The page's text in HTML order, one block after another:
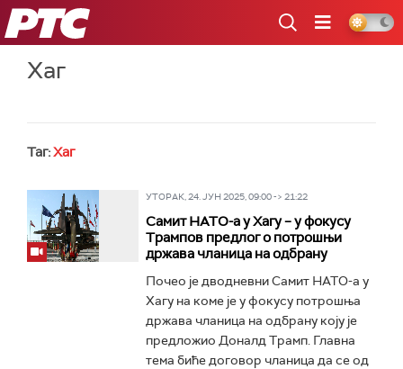
РТС
Хаг
Таг:Хаг
УТОРАК, 24. ЈУН 2025, 09:00 -> 21:22
Самит НАТО-а у Хагу – у фокусу
Трампов предлог о потрошњи
држава чланица на одбрану
Почео је дводневни Самит НАТО-а у
Хагу на коме је у фокусу потрошња
држава чланица на одбрану коју је
предложио Доналд Трамп. Главна
тема биће договор чланица да се од